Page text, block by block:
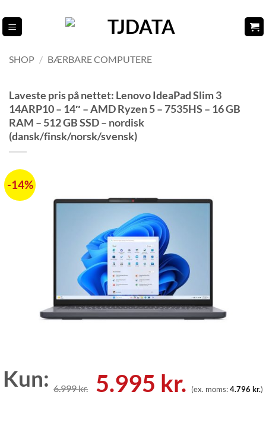
til
indhold
SHOP / BÆRBARE COMPUTERE
Laveste pris på nettet: Lenovo IdeaPad Slim 3
14ARP10 – 14″ – AMD Ryzen 5 – 7535HS – 16 GB
RAM – 512 GB SSD – nordisk
(dansk/finsk/norsk/svensk)
-14%
Kun: 6.999kr.
Den
5.995 kr.Den
(ex. moms:4.796 kr.)